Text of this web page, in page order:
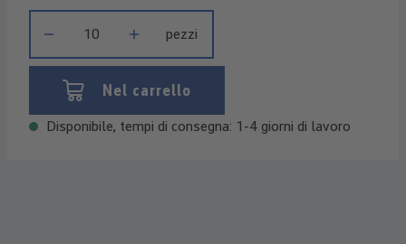
pezzi
Nel carrello
Disponibile, tempi di consegna: 1-4 giorni di lavoro